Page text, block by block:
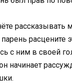
рассказывать
расцените
с ним в своей
начинает